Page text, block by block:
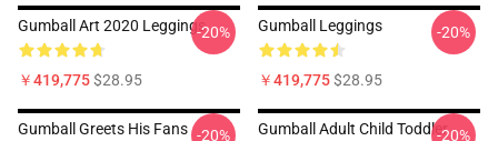
Gumball Art 2020 Leggings
￥419,775$28.95
-20% Gumball Leggings
￥419,775$28.95
-20%
Gumball Greets His Fans -20%
Gumball Adult Child Toddler-20%